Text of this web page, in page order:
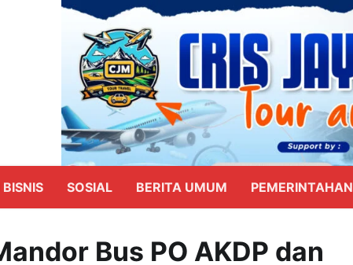
SOSIAL BERITA UMUM PEMERINTAHAN
Bus PO AKDP dan